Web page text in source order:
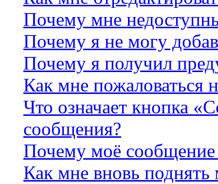
Почему мне
Почему я не могу
Почему я получил
Как мне пожаловаться
Что означает кнопка
сообщения?
Почему моё сообщение
Как мне вновь